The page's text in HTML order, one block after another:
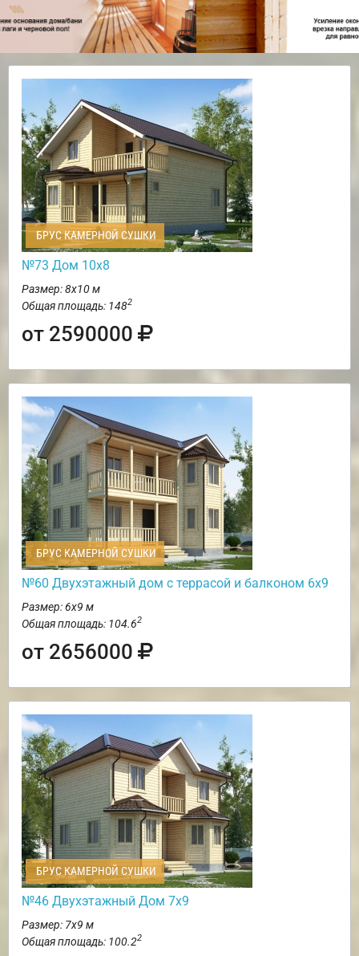
БРУС КАМЕРНОЙ СУШКИ
№73 Дом 10х8
Размер: 8х10 м
Общая площадь: 1482
от 2590000
БРУС КАМЕРНОЙ СУШКИ
№60 Двухэтажный дом с террасой и балконом 6х9
Размер: 6х9 м
Общая площадь: 104.62
от 2656000
БРУС КАМЕРНОЙ СУШКИ
№46 Двухэтажный Дом 7х9
Размер: 7х9 м
Общая площадь: 100.22